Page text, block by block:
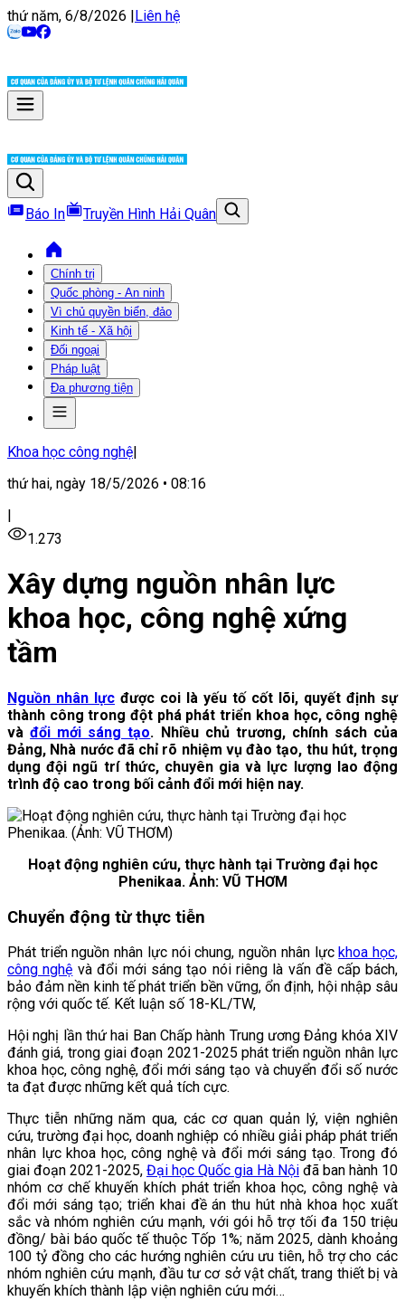
thứ năm, 6/8/2026 |Liên hệ
Báo In Truyền Hình Hải Quân
Chính trị
Quốc phòng - An ninh
Vì chủ quyền biển, đảo
Kinh tế - Xã hội
Đối ngoại
Pháp luật
Đa phương tiện
Khoa học công nghệ|
thứ hai, ngày 18/5/2026 • 08:16
|
1.273
Xây dựng nguồn nhân lực
khoa học, công nghệ xứng
tầm
Nguồn nhân lực được coi là yếu tố cốt lõi, quyết định sự
thành công trong đột phá phát triển khoa học, công nghệ
vàđổi mới sáng tạo. Nhiều chủ trương, chính sách của
Đảng, Nhà nước đã chỉ rõ nhiệm vụ đào tạo, thu hút, trọng
dụng đội ngũ trí thức, chuyên gia và lực lượng lao động
trình độ cao trong bối cảnh đổi mới hiện nay.
Hoạt động nghiên cứu, thực hành tại Trường đại học
Phenikaa. Ảnh: VŨ THƠM
Chuyển động từ thực tiễn
Phát triển nguồn nhân lực nói chung, nguồn nhân lực khoa học,
công nghệ và đổi mới sáng tạo nói riêng là vấn đề cấp bách,
bảo đảm nền kinh tế phát triển bền vững, ổn định, hội nhập sâu
rộng với quốc tế. Kết luận số 18-KL/TW,
Hội nghị lần thứ hai Ban Chấp hành Trung ương Đảng khóa XIV
đánh giá, trong giai đoạn 2021-2025 phát triển nguồn nhân lực
khoa học, công nghệ, đổi mới sáng tạo và chuyển đổi số nước
ta đạt được những kết quả tích cực.
Thực tiễn những năm qua, các cơ quan quản lý, viện nghiên
cứu, trường đại học, doanh nghiệp có nhiều giải pháp phát triển
nhân lực khoa học, công nghệ và đổi mới sáng tạo. Trong đó
giai đoạn 2021-2025, Đại học Quốc gia Hà Nội đã ban hành 10
nhóm cơ chế khuyến khích phát triển khoa học, công nghệ và
đổi mới sáng tạo; triển khai đề án thu hút nhà khoa học xuất
sắc và nhóm nghiên cứu mạnh, với gói hỗ trợ tối đa 150 triệu
đồng/ bài báo quốc tế thuộc Tốp 1%; năm 2025, dành khoảng
100 tỷ đồng cho các hướng nghiên cứu ưu tiên, hỗ trợ cho các
nhóm nghiên cứu mạnh, đầu tư cơ sở vật chất, trang thiết bị và
khuyến khích thành lập viện nghiên cứu mới…